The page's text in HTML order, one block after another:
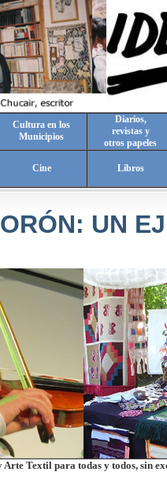
Cultura en los
Municipios
Diarios,
revistas y
otros papeles
Cine Libros
UN
Arte Textil para todas y todos, sin